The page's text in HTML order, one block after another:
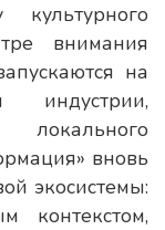
внимания
на
индустрии,
локального
вновь
экосистемы:
контекстом,